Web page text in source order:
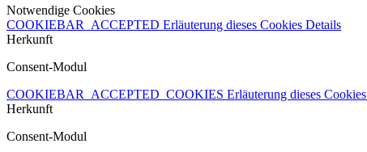
Notwendige Cookies
COOKIEBAR_ACCEPTED Erläuterung dieses Cookies Details
Herkunft
Consent-Modul
COOKIEBAR_ACCEPTED_COOKIES Erläuterung dieses Cookies
Herkunft
Consent-Modul